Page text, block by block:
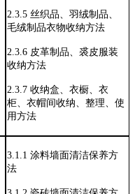
2.3.5丝织品、羽绒制品、
毛绒制品衣物收纳方法
2.3.6 皮革制品、裘皮服装
收纳方法
2.3.7收纳盒、衣橱、衣
柜、衣帽间收纳、整理、使
用方法
3.1.1涂料墙面清洁保养方
法